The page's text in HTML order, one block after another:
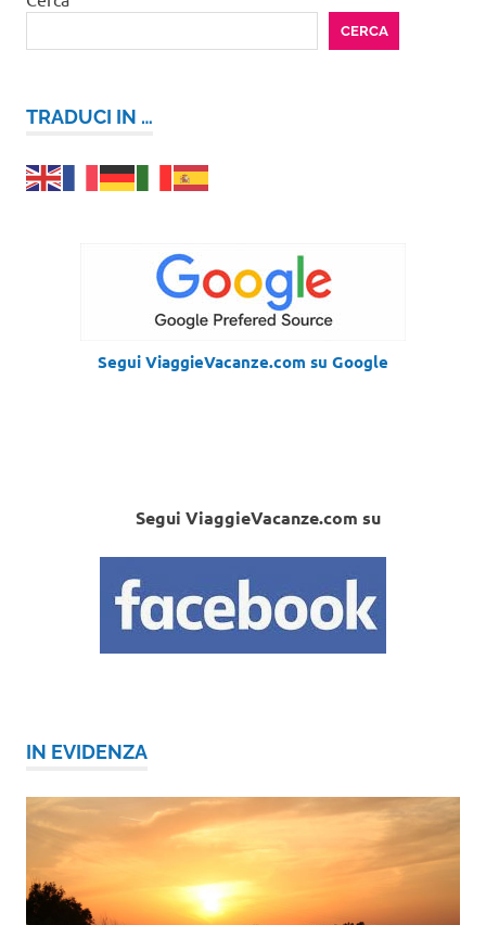
CERCA
TRADUCI IN …
Segui ViaggieVacanze.com su Google
Segui ViaggieVacanze.com su
IN EVIDENZA